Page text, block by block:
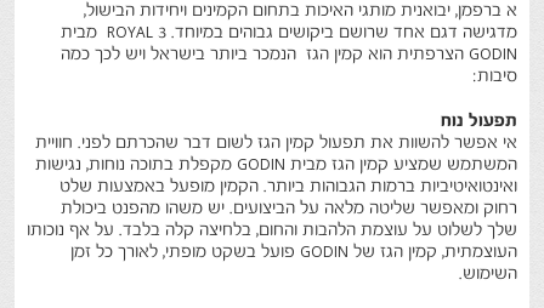
א ברפמן, יבואנית מותגי האיכות בתחום הקמינים ויחידות הבישול,
מדגישה דגם אחד שרושם ביקושים גבוהים במיוחד. ROYAL 3 מבית
GODIN הצרפתית הוא קמין הגז הנמכר ביותר בישראל ויש לכך כמה
סיבות:
תפעול נוח
אי אפשר להשוות את תפעול קמין הגז לשום דבר שהכרתם לפני. חוויית
המשתמש שמציע קמין הגז מבית GODIN מקפלת בתוכה נוחות, נגישות
ואינטואיטיביות ברמות הגבוהות ביותר. הקמין מופעל באמצעות שלט
רחוק ומאפשר שליטה מלאה על הביצועים. יש משהו מהפנט ביכולת
שלך לשלוט על עוצמת הלהבות והחום, בלחיצה קלה בלבד. על אף נוכותו
העוצמתית, קמין הגז של GODIN פועל בשקט מופתי, לאורך כל זמן
השימוש.